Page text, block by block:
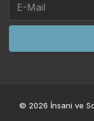
© 2026 İnsani ve